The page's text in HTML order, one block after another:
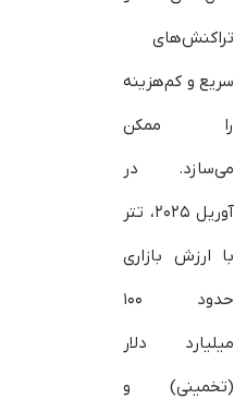
تراکنش‌های
سریع و کم‌هزینه
را ممکن
می‌سازد. در
آوریل ۲۰۲۵، تتر
با ارزش بازاری
حدود ۱۰۰
میلیارد دلار
(تخمینی) و